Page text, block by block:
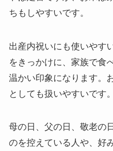
ちもしやすいです。
出産内祝いにも使いやす
をきっかけに、家族で食
温かい印象になります。
としても扱いやすいです。
母の日、父の日、敬老の
のを控えている人や、好